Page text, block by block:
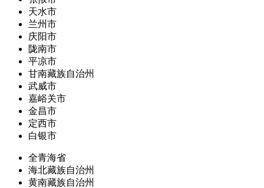
天水市
兰州市
庆阳市
陇南市
平凉市
甘南藏族自治州
武威市
嘉峪关市
金昌市
定西市
白银市
全青海省
海北藏族自治州
黄南藏族自治州